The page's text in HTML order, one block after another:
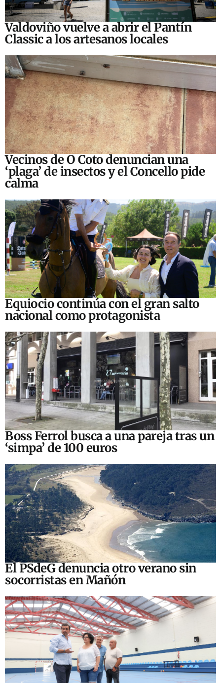
Valdoviño vuelve a abrir el Pantín
Classic a los artesanos locales
Vecinos de O Coto denuncian una
‘plaga’ de insectos y el Concello pide
calma
Equiocio continúa con el gran salto
nacional como protagonista
Boss Ferrol busca a una pareja tras un
‘simpa’ de 100 euros
El PSdeG denuncia otro verano sin
socorristas en Mañón